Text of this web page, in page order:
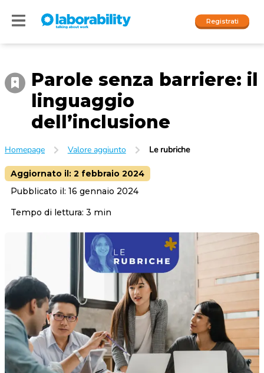
Registrati
I nostri social
Accedi
People
Company
Parole senza barriere: il
linguaggio
dell’inclusione
Homepage Valore aggiunto Le rubriche
Aggiornato il: 2 febbraio 2024
Pubblicato il: 16 gennaio 2024
Tempo di lettura: 3 min